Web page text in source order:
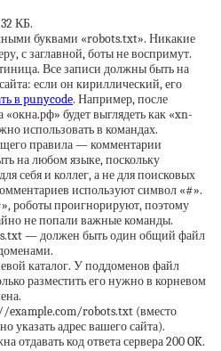
КБ.
буквами «robots.txt». Никакие
с заглавной, боты не воспримут.
Все записи должны быть на
если он кириллический, его
в punycode. Например, после
«окна.рф» будет выглядеть как «xn-
использовать в командах.
правила — комментарии
на любом языке, поскольку
себя и коллег, а не для поисковых
используют символ «#».
роботы проигнорируют, поэтому
не попали важные команды.
— должен быть один общий файл
каталог. У поддоменов файл
разместить его нужно в корневом
robots.txt (вместо
адрес вашего сайта).
отдавать код ответа сервера 200 OK.